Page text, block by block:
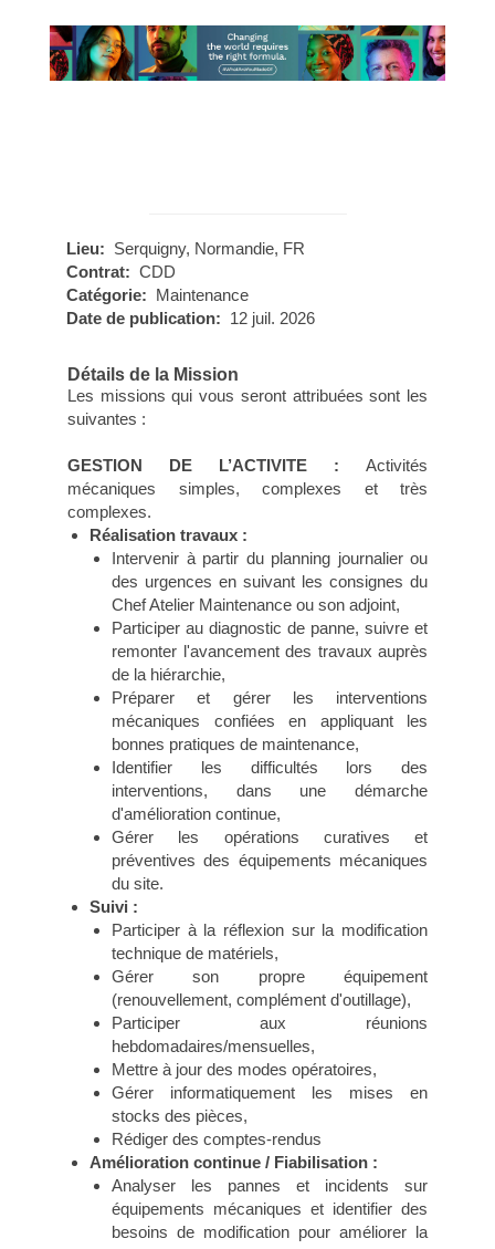
Lieu: Serquigny, Normandie, FR
Contrat: CDD
Catégorie: Maintenance
Date de publication: 12 juil. 2026
Détails de la Mission
Les missions qui vous seront attribuées sont les
suivantes :
GESTION DE L’ACTIVITE : Activités
mécaniques simples, complexes et très
complexes.
Réalisation travaux :
Intervenir à partir du planning journalier ou
des urgences en suivant les consignes du
Chef Atelier Maintenance ou son adjoint,
Participer au diagnostic de panne, suivre et
remonter l'avancement des travaux auprès
de la hiérarchie,
Préparer et gérer les interventions
mécaniques confiées en appliquant les
bonnes pratiques de maintenance,
Identifier les difficultés lors des
interventions, dans une démarche
d'amélioration continue,
Gérer les opérations curatives et
préventives des équipements mécaniques
du site.
Suivi :
Participer à la réflexion sur la modification
technique de matériels,
Gérer son propre équipement
(renouvellement, complément d'outillage),
Participer aux réunions
hebdomadaires/mensuelles,
Mettre à jour des modes opératoires,
Gérer informatiquement les mises en
stocks des pièces,
Rédiger des comptes-rendus
Amélioration continue / Fiabilisation :
Analyser les pannes et incidents sur
équipements mécaniques et identifier des
besoins de modification pour améliorer la